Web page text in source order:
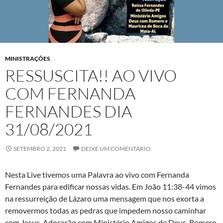
MINISTRAÇÕES
RESSUSCITA!! AO VIVO
COM FERNANDA
FERNANDES DIA
31/08/2021
SETEMBRO 2, 2021 DEIXE UM COMENTÁRIO
Nesta Live tivemos uma Palavra ao vivo com Fernanda
Fernandes para edificar nossas vidas. Em João 11:38-44 vimos
na ressurreição de Lázaro uma mensagem que nos exorta a
removermos todas as pedras que impedem nosso caminhar